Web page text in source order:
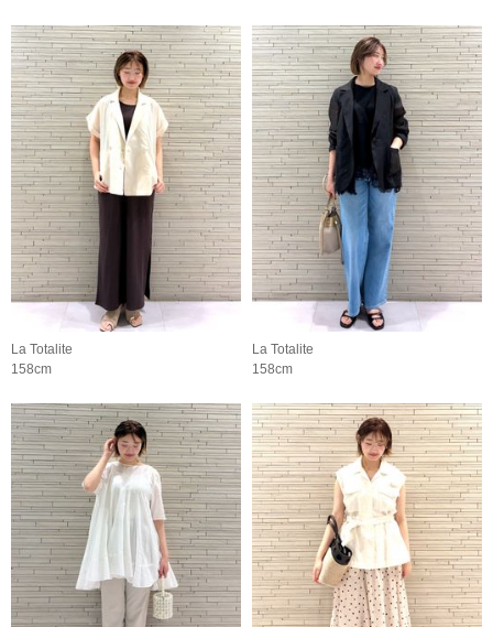
La Totalite
158cm
La Totalite
158cm